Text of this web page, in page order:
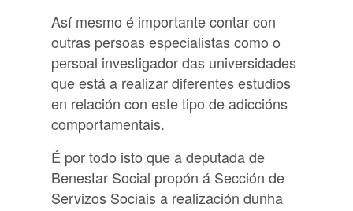
Así mesmo é importante contar con
outras persoas especialistas como o
persoal investigador das universidades
que está a realizar diferentes estudios
en relación con este tipo de adiccións
comportamentais.
É por todo isto que a deputada de
Benestar Social propón á Sección de
Servizos Sociais a realización dunha